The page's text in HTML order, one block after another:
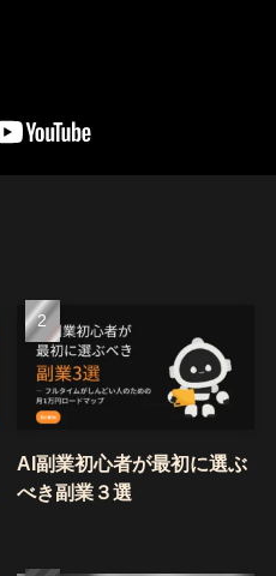
AI副業初心者が最初に選ぶ
べき副業３選